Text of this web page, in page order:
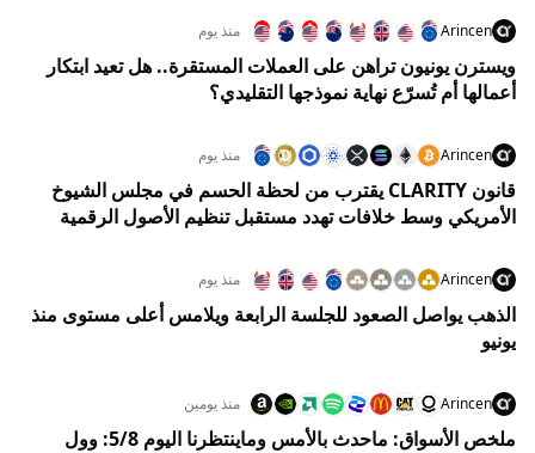
Arincen منذ يوم
ويسترن يونيون تراهن على العملات المستقرة.. هل تعيد ابتكار
أعمالها أم تُسرّع نهاية نموذجها التقليدي؟
Arincen منذ يوم
قانون CLARITY يقترب من لحظة الحسم في مجلس الشيوخ
الأمريكي وسط خلافات تهدد مستقبل تنظيم الأصول الرقمية
Arincen منذ يوم
الذهب يواصل الصعود للجلسة الرابعة ويلامس أعلى مستوى منذ
يونيو
Arincen منذ يومين
ملخص الأسواق: ماحدث بالأمس وماينتظرنا اليوم 5/8: وول